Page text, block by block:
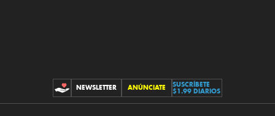
CONTRIBUCIONES
NEWSLETTER ANÚNCIATE
SUSCRÍBETE
$1.99 DIARIOS